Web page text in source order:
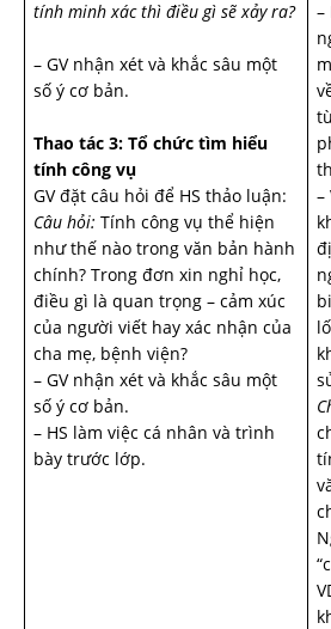
tính minh xác thì điều gì sẽ xảy ra?
– GV nhận xét và khắc sâu một
số ý cơ bản.
Thao tác 3: Tổ chức tìm hiểu
tính công vụ
GV đặt câu hỏi để HS thảo luận:
Câu hỏi: Tính công vụ thể hiện
như thế nào trong văn bản hành
chính? Trong đơn xin nghỉ học,
điều gì là quan trọng – cảm xúc
của người viết hay xác nhận của
cha mẹ, bệnh viện?
– GV nhận xét và khắc sâu một
số ý cơ bản.
– HS làm việc cá nhân và trình
bày trước lớp.
–
–